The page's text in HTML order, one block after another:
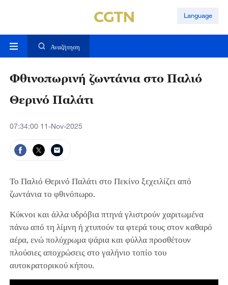
Language
Αναζήτηση
Φθινοπωρινή ζωντάνια στο Παλιό
Θερινό Παλάτι
07:34:00 11-Nov-2025
Το Παλιό Θερινό Παλάτι στο Πεκίνο ξεχειλίζει από
ζωντάνια το φθινόπωρο.
Κύκνοι και άλλα υδρόβια πτηνά γλιστρούν χαριτωμένα
πάνω από τη λίμνη ή χτυπούν τα φτερά τους στον καθαρό
αέρα, ενώ πολύχρωμα ψάρια και φύλλα προσθέτουν
πλούσιες αποχρώσεις στο γαλήνιο τοπίο του
αυτοκρατορικού κήπου.